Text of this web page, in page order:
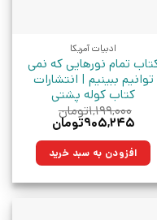
ادبیات آمریکا
تمام نورهایی که نمی
توانیم ببینیم | انتشارات
کتاب کوله پشتی
۱,۱۹۹,۰۰۰تومان
قیمت
۱,۱۹۹,۰۰۰تومان
بود.
۹۰۵,۲۴۵تومان
۹۰۵,۲۴۵تومان.افزودن به سبد خرید